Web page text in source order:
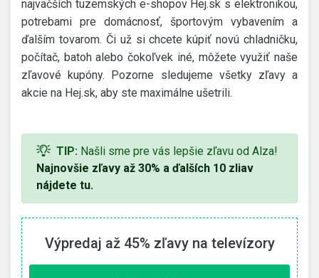
najväčších tuzemských e-shopov Hej.sk s elektronikou,
potrebami pre domácnosť, športovým vybavením a
ďalším tovarom. Či už si chcete kúpiť novú chladničku,
počítač, batoh alebo čokoľvek iné, môžete využiť naše
zľavové kupóny. Pozorne sledujeme všetky zľavy a
akcie na Hej.sk, aby ste maximálne ušetrili.
TIP: Našli sme pre vás lepšie zľavu od Alza!
Najnovšie zľavy až 30% a ďalších 10 zliav
nájdete tu.
Výpredaj až 45% zľavy na televízory